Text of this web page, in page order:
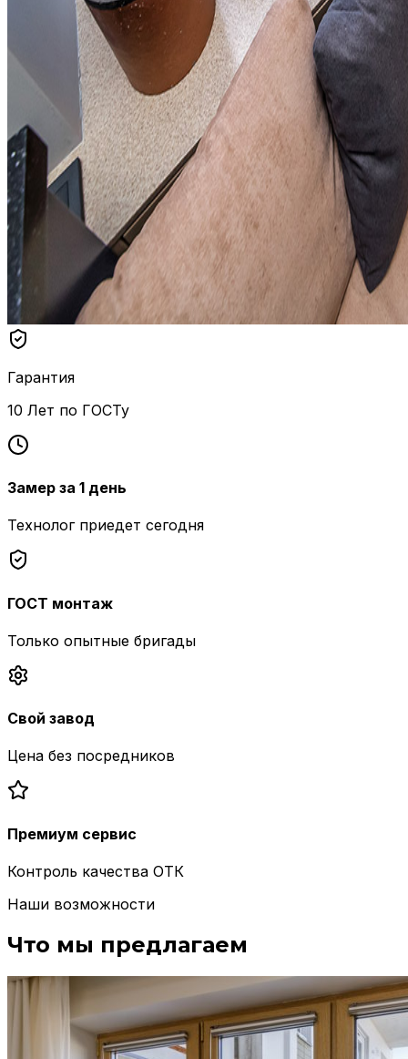
Гарантия
10 Лет по ГОСТу
Замер за 1 день
Технолог приедет сегодня
ГОСТ монтаж
Только опытные бригады
Свой завод
Цена без посредников
Премиум сервис
Контроль качества ОТК
Наши возможности
Что мы предлагаем